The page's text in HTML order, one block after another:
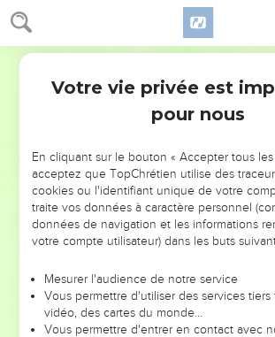
Jean 19
ont transpercé. »
Jésus est mis dans un tombeau
Après cela, Joseph, qui était
Pilate l’autorisation d’emporter le corps de
peur des autorités juives. – Et Pilate le lui
donc emporter le corps de Jésus.
Nicodème, cet homme qui était allé
pendant la nuit, vint aussi et apporta
d’un mélange de myrrhe et d’aloès.
Tous deux prirent le corps de Jésus et
bandes de lin, en y mettant les huiles
Juifs ont coutume de le faire quand ils
Votre vie privée est
pour nous
En cliquant sur le bouton « Accepter tous
acceptez que TopChrétien utilise des
cookies ou l'identifiant unique de votre
traite vos données à caractère personnel
données de navigation et les informations
votre compte utilisateur) dans les buts
Mesurer l'audience de notre service
Vous permettre d'utiliser des services
vidéo, des cartes du monde…
Vous permettre d'entrer en contact avec